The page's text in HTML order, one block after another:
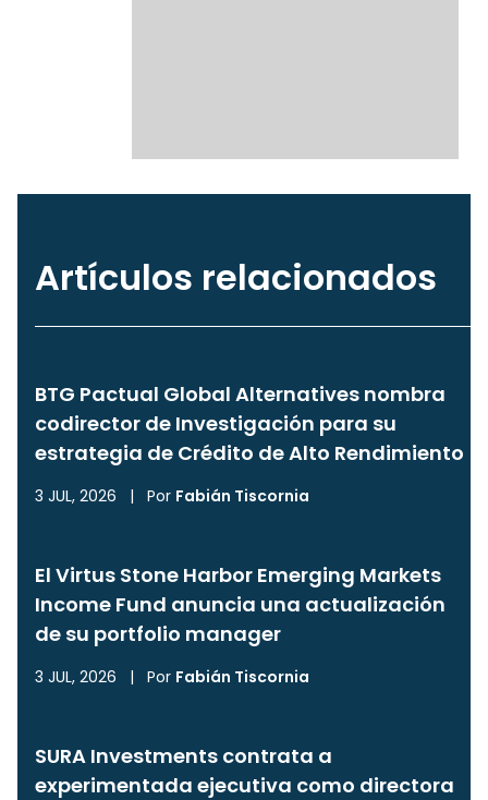
Artículos relacionados
BTG Pactual Global Alternatives nombra
codirector de Investigación para su
estrategia de Crédito de Alto Rendimiento
3 JUL, 2026 | Por Fabián Tiscornia
El Virtus Stone Harbor Emerging Markets
Income Fund anuncia una actualización
de su portfolio manager
3 JUL, 2026 | Por Fabián Tiscornia
SURA Investments contrata a
experimentada ejecutiva como directora